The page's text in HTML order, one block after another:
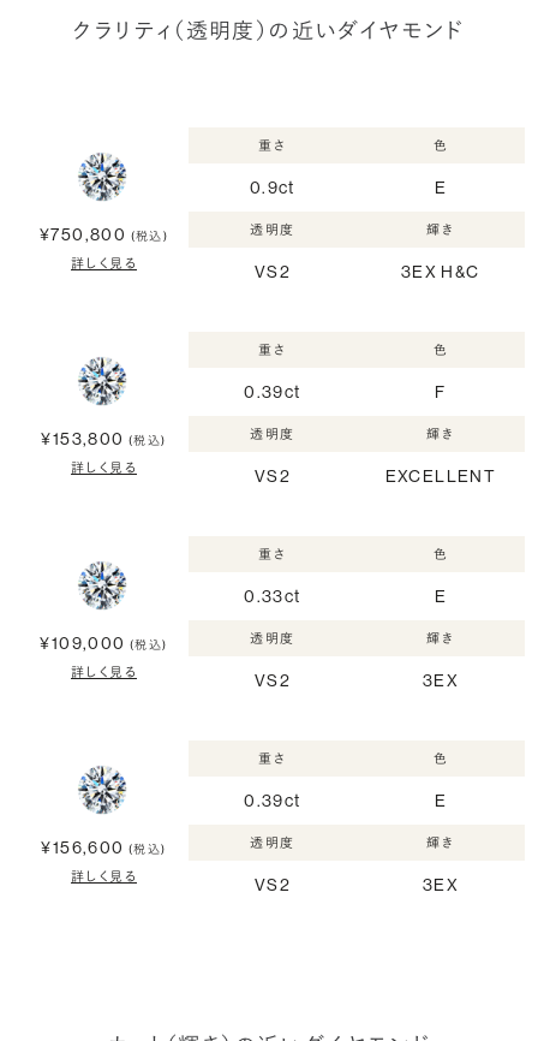
クラリティ（透明度）の近いダイヤモンド
¥750,800 (税込)
詳しく見る
重さ
0.9ct
色
E
透明度
VS2
輝き
3EX H&C
¥153,800 (税込)
詳しく見る
重さ
0.39ct
色
F
透明度
VS2
輝き
EXCELLENT
¥109,000 (税込)
詳しく見る
重さ
0.33ct
色
E
透明度
VS2
輝き
3EX
¥156,600 (税込)
詳しく見る
重さ
0.39ct
色
E
透明度
VS2
輝き
3EX